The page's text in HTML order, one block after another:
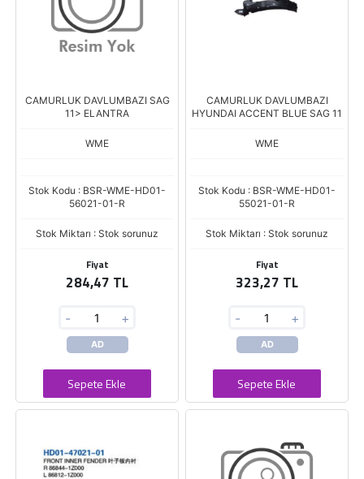
CAMURLUK DAVLUMBAZI SAG
11> ELANTRA
WME
Stok Kodu : BSR-WME-HD01-
56021-01-R
Stok Miktarı : Stok sorunuz
Fiyat
284,47 TL
- +
AD
Sepete Ekle
CAMURLUK DAVLUMBAZI
HYUNDAI ACCENT BLUE SAG 11
WME
Stok Kodu : BSR-WME-HD01-
55021-01-R
Stok Miktarı : Stok sorunuz
Fiyat
323,27 TL
- +
AD
Sepete Ekle